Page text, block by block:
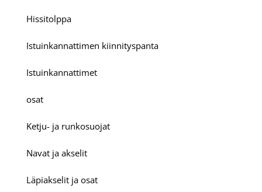
Hissitolppa
Istuinkannattimen kiinnityspanta
Istuinkannattimet
osat
Ketju- ja runkosuojat
Navat ja akselit
Läpiakselit ja osat